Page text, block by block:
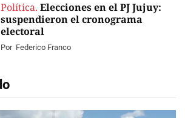
Política. Elecciones en el PJ Jujuy:
suspendieron el cronograma
electoral
Por Federico Franco